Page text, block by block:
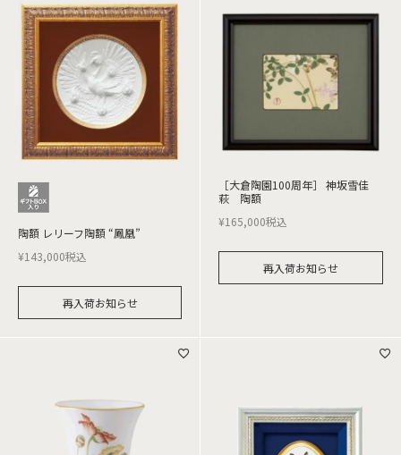
陶額 レリーフ陶額 “鳳凰”
¥143,000税込
再入荷お知らせ
［大倉陶園100周年］ 神坂雪佳
萩 陶額
¥165,000税込
再入荷お知らせ